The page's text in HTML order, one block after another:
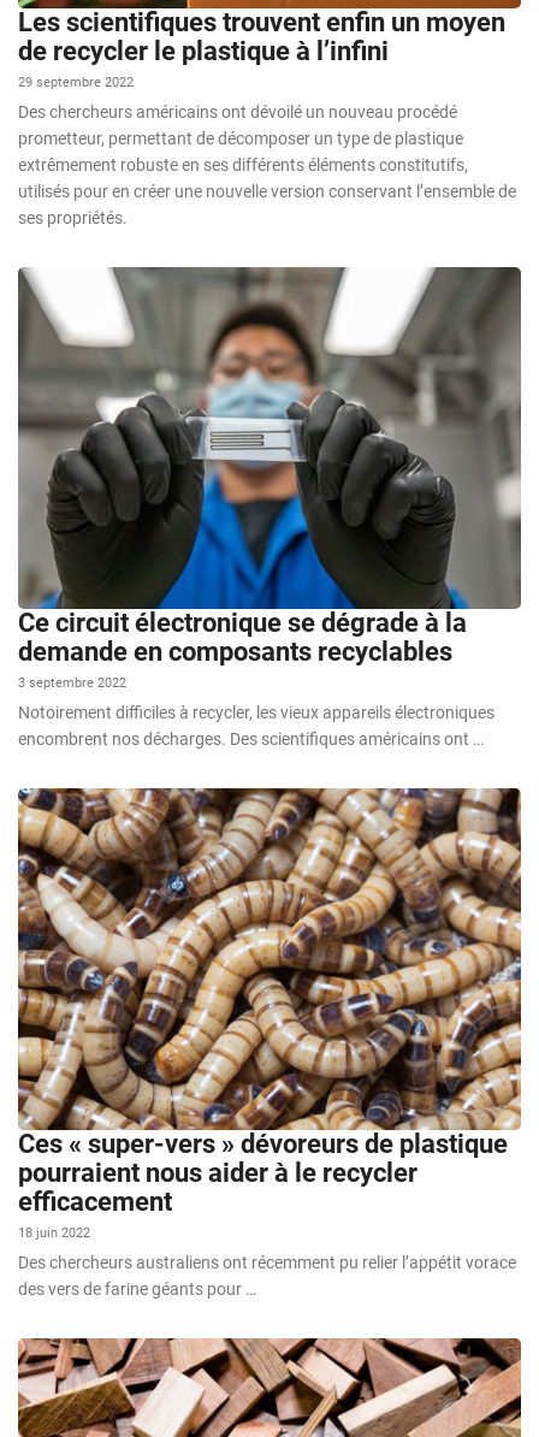
Les scientifiques trouvent enfin un moyen
de recycler le plastique à l’infini
29 septembre 2022
Des chercheurs américains ont dévoilé un nouveau procédé
prometteur, permettant de décomposer un type de plastique
extrêmement robuste en ses différents éléments constitutifs,
utilisés pour en créer une nouvelle version conservant l’ensemble de
ses propriétés.
Ce circuit électronique se dégrade à la
demande en composants recyclables
3 septembre 2022
Notoirement difficiles à recycler, les vieux appareils électroniques
encombrent nos décharges. Des scientifiques américains ont …
Ces « super-vers » dévoreurs de plastique
pourraient nous aider à le recycler
efficacement
18 juin 2022
Des chercheurs australiens ont récemment pu relier l’appétit vorace
des vers de farine géants pour …